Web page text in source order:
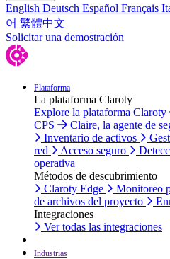
English Deutsch Español Français
어 繁體中文
Solicitar una demostración
Plataforma
La plataforma Claroty
Explore la plataforma Claroty
CPS
Claire, la agente de
Inventario de activos
red
Acceso seguro
operativa
Métodos de descubrimiento
Claroty Edge
Monitoreo
de archivos del proyecto
Integraciones
Ver todas las integraciones
Industrias